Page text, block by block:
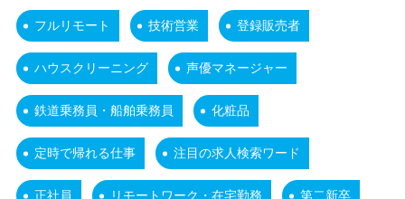
フルリモート 技術営業 登録販売者
ハウスクリーニング 声優マネージャー
鉄道乗務員・船舶乗務員 化粧品
定時で帰れる仕事 注目の求人検索ワード
正社員 リモートワーク・在宅勤務 第二新卒